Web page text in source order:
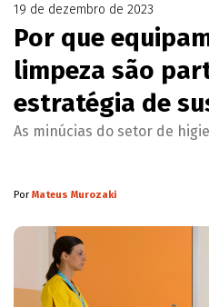
19 de dezembro de 2023
Por que
limpeza são
estratégia de
As minúcias do setor de
Por Mateus Murozaki